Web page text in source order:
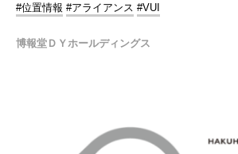
#位置情報 #アライアンス #VUI
博報堂ＤＹホールディングス